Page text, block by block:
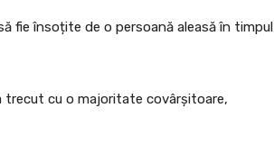
fie însoțite de o persoană aleasă în timpul
trecut cu o majoritate covârșitoare,